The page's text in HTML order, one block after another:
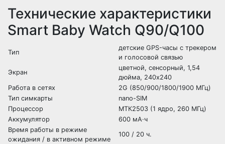
Технические характеристики
Smart Baby Watch Q90/Q100
Тип
детские GPS-часы с трекером
и голосовой связью
Экран
цветной, сенсорный, 1,54
дюйма, 240х240
Работа в сетях
2G (850/900/1800/1900 МГц)
Тип симкарты
nano-SIM
Процессор
МТК2503 (1 ядро, 260 МГц)
Аккумулятор
600 мА·ч
Время работы в режиме
ожидания / в активном режиме
100 / 20 ч.